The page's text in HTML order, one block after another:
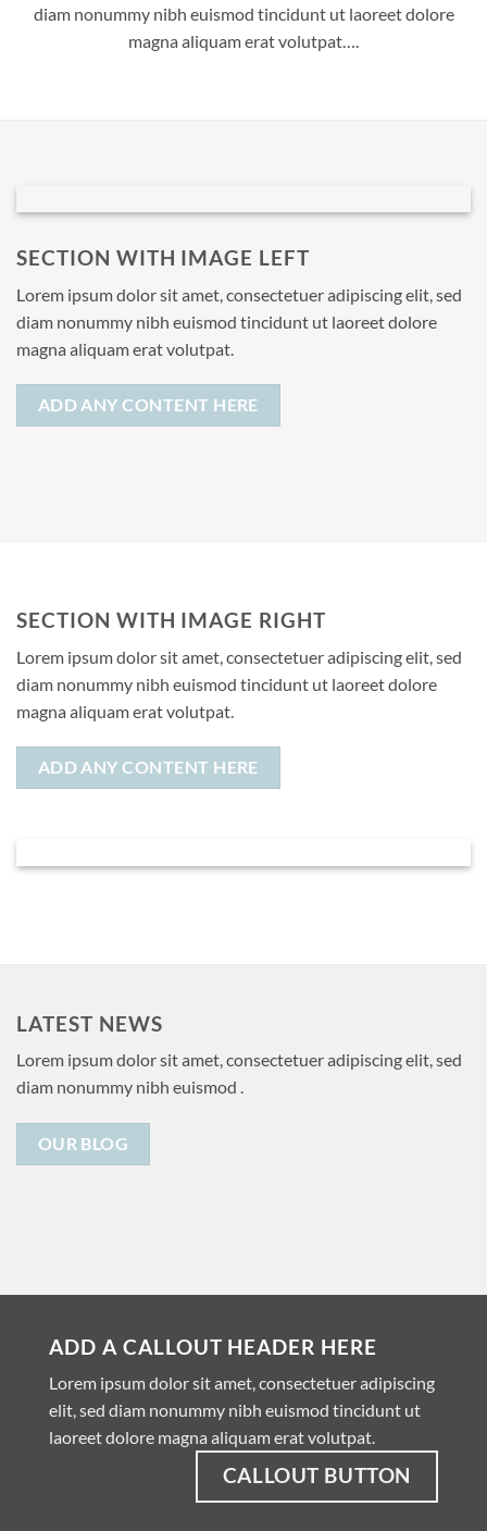
diam nonummy nibh euismod tincidunt ut laoreet dolore
magna aliquam erat volutpat….
SECTION WITH IMAGE LEFT
Lorem ipsum dolor sit amet, consectetuer adipiscing elit, sed
diam nonummy nibh euismod tincidunt ut laoreet dolore
magna aliquam erat volutpat.
ADD ANY CONTENT HERE
SECTION WITH IMAGE RIGHT
Lorem ipsum dolor sit amet, consectetuer adipiscing elit, sed
diam nonummy nibh euismod tincidunt ut laoreet dolore
magna aliquam erat volutpat.
ADD ANY CONTENT HERE
LATEST NEWS
Lorem ipsum dolor sit amet, consectetuer adipiscing elit, sed
diam nonummy nibh euismod .
OUR BLOG
ADD A CALLOUT HEADER HERE
Lorem ipsum dolor sit amet, consectetuer adipiscing
elit, sed diam nonummy nibh euismod tincidunt ut
laoreet dolore magna aliquam erat volutpat.
CALLOUT BUTTON